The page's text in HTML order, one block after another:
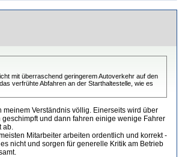
mit überraschend geringerem Autoverkehr auf den
verfrühte Abfahren an der Starthaltestelle, wie es
meinem Verständnis völlig. Einerseits wird über
und dann fahren einige wenige Fahrer
ab.
Mitarbeiter arbeiten ordentlich und korrekt -
nicht und sorgen für generelle Kritik am Betrieb